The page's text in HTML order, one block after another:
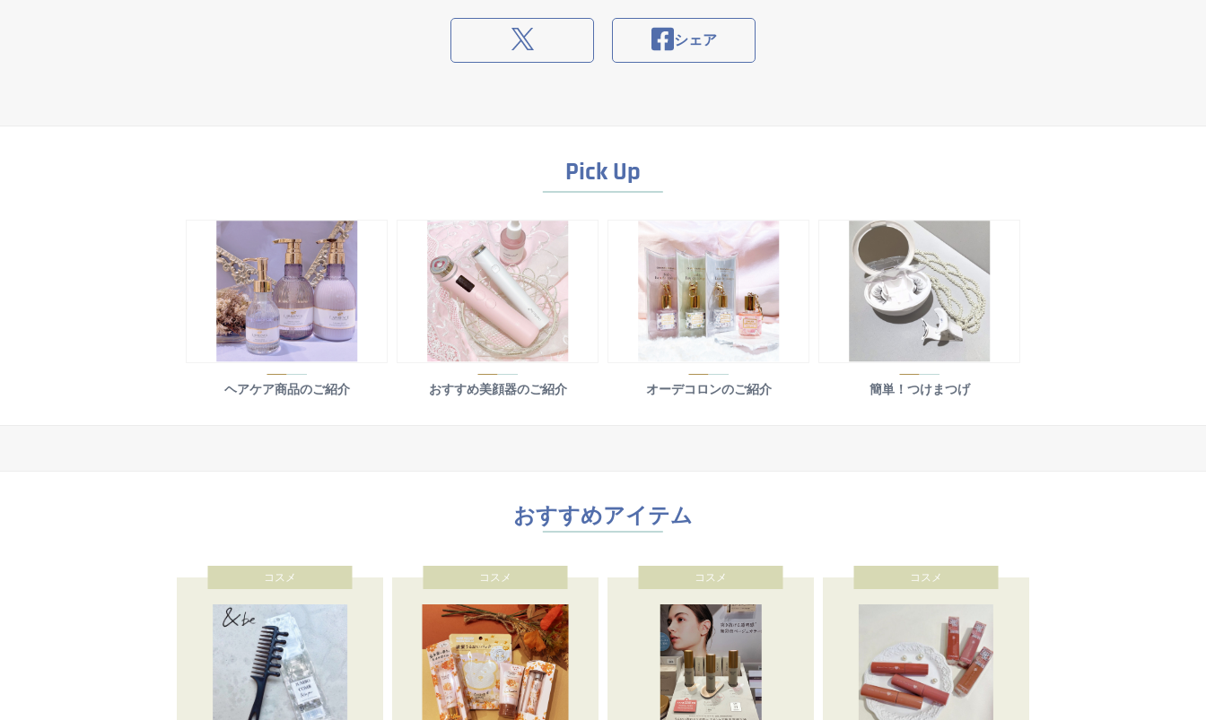
シェア
Pick Up
ヘアケア商品のご紹介 おすすめ美顔器のご紹介 オーデコロンのご紹介 簡単！つけまつげ
おすすめアイテム
コスメ コスメ コスメ コスメ